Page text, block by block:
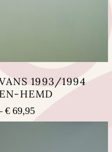
1993/1994
HEMD
€ 69,95Preisspanne:
€ 59,95